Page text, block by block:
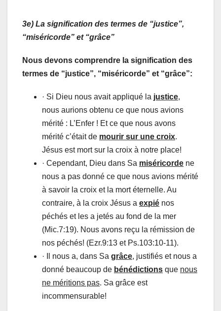
3e) La signification des termes de “justice”,
“miséricorde” et “grâce”
Nous devons comprendre la signification des
termes de “justice”, “miséricorde” et “grâce”:
· Si Dieu nous avait appliqué la justice,
nous aurions obtenu ce que nous avions
mérité : L’Enfer ! Et ce que nous avons
mérité c’était de mourir sur une croix.
Jésus est mort sur la croix à notre place!
· Cependant, Dieu dans Sa miséricorde ne
nous a pas donné ce que nous avions mérité
à savoir la croix et la mort éternelle. Au
contraire, à la croix Jésus a expié nos
péchés et les a jetés au fond de la mer
(Mic.7:19). Nous avons reçu la rémission de
nos péchés! (Ezr.9:13 et Ps.103:10-11).
· Il nous a, dans Sa grâce, justifiés et nous a
donné beaucoup de bénédictions que nous
ne méritions pas. Sa grâce est
incommensurable!